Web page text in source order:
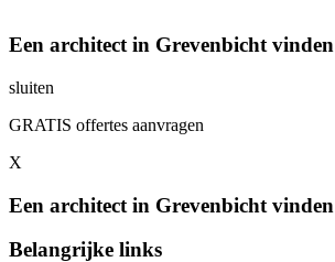
Een architect in Grevenbicht vinden
sluiten
GRATIS offertes aanvragen
X
Een architect in Grevenbicht vinden
Belangrijke links